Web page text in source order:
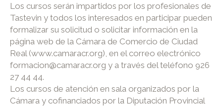
Los cursos serán impartidos por los profesionales de
Tastevin y todos los interesados en participar pueden
formalizar su solicitud o solicitar información en la
página web de la Cámara de Comercio de Ciudad
Real (www.camaracr.org), en el correo electrónico
formacion@camaracr.org y a través del teléfono 926
27 44 44.
Los cursos de atención en sala organizados por la
Cámara y cofinanciados por la Diputación Provincial